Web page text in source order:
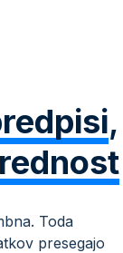
,
Toda
presegajo